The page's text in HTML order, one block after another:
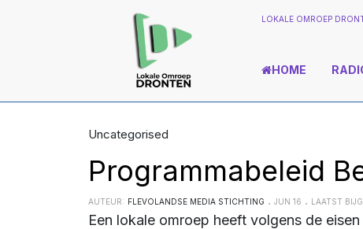
LOKALE OMROEP
HOME
Uncategorised
Programmabeleid
AUTEUR: FLEVOLANDSE MEDIA STICHTING JUN 16 LAATST
Een lokale omroep heeft volgens de eisen van de Mediawet een Programmabeleid